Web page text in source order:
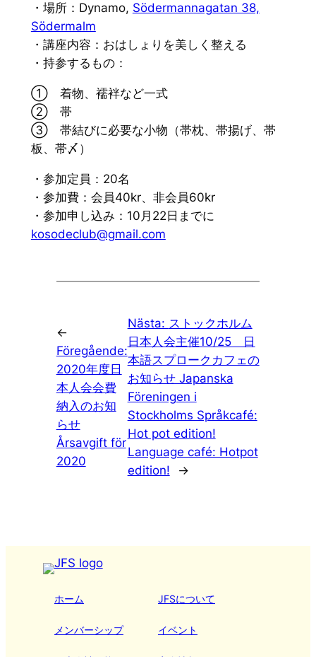
・場所：Dynamo, Södermannagatan 38,
Södermalm
・講座内容：おはしょりを美しく整える
・持参するもの：
① 着物、襦袢など一式
② 帯
③ 帯結びに必要な小物（帯枕、帯揚げ、帯
板、帯〆）
・参加定員：20名
・参加費：会員40kr、非会員60kr
・参加申し込み：10月22日までに
kosodeclub@gmail.com
←
Föregående:
2020年度日
本人会会費
納入のお知
らせ
Årsavgift för
2020
Nästa: ストックホルム
日本人会主催10/25 日
本語スプロークカフェの
お知らせ Japanska
Föreningen i
Stockholms Språkcafé:
Hot pot edition!
Language café: Hotpot
edition!
→
ホーム
メンバーシップ
JFSについて
イベント